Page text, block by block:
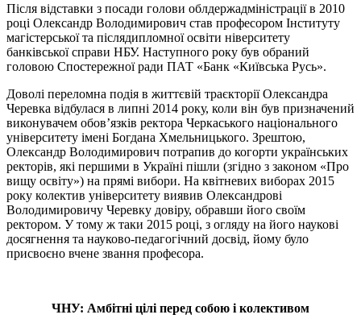
Після відставки з посади голови облдержадміністрації в 2010
році Олександр Володимирович став професором Інституту
магістерської та післядипломної освіти ніверситету
банківської справи НБУ. Наступного року був обраний
головою Спостережної ради ПАТ «Банк «Київська Русь».
Доволі переломна подія в життєвій траєкторії Олександра
Черевка відбулася в липні 2014 року, коли він був призначений
виконувачем обов’язків ректора Черкаського національного
університету імені Богдана Хмельницького. Зрештою,
Олександр Володимирович потрапив до когорти українських
ректорів, які першими в Україні пішли (згідно з законом «Про
вищу освіту») на прямі вибори. На квітневих виборах 2015
року колектив університету виявив Олександрові
Володимировичу Черевку довіру, обравши його своїм
ректором. У тому ж таки 2015 році, з огляду на його наукові
досягнення та науково-педагогічний досвід, йому було
присвоєно вчене звання професора.
ЧНУ: Амбітні цілі перед собою і колективом